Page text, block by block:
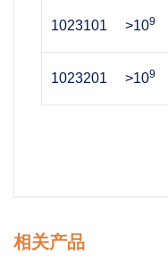
1023101 >109
1023201 >109
相关产品